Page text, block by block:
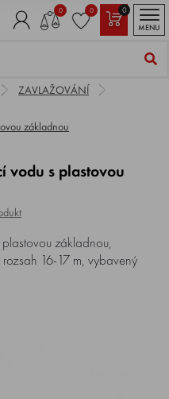
0 0
0
MENU
ZAVLAŽOVÁNÍ
základnou
základnou,
16-17 m, vybavený